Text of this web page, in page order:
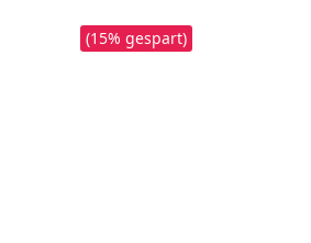
(15% gespart)